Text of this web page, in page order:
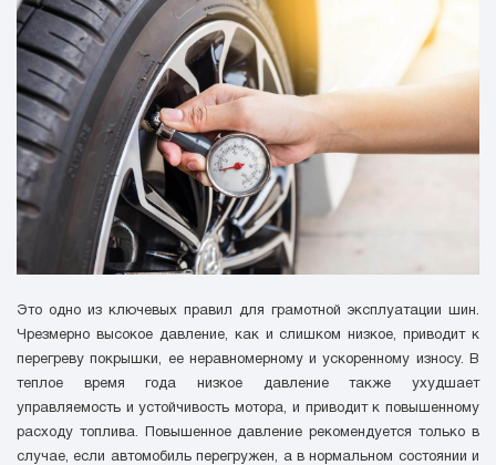
Это одно из ключевых правил для грамотной эксплуатации шин.
Чрезмерно высокое давление, как и слишком низкое, приводит к
перегреву покрышки, ее неравномерному и ускоренному износу. В
теплое время года низкое давление также ухудшает
управляемость и устойчивость мотора, и приводит к повышенному
расходу топлива. Повышенное давление рекомендуется только в
случае, если автомобиль перегружен, а в нормальном состоянии и